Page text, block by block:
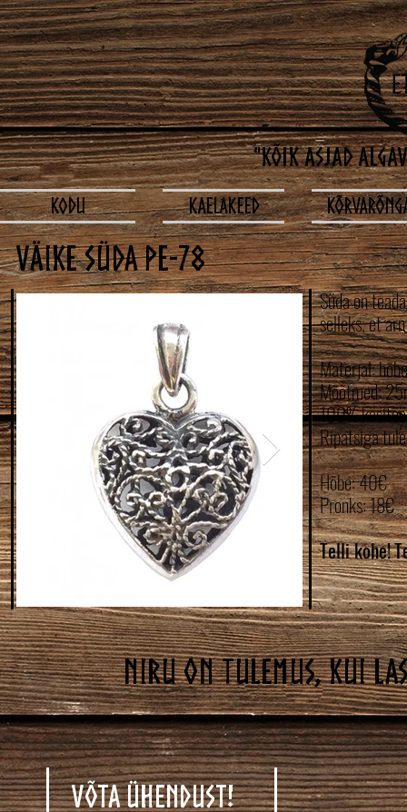
"Kõik asjad
KODU Kaelakeed
väike süda pe-78
Süda on
selleks, et
Materjal:
Mõõtmed:
100% käsitöö
Ripatsiga
Hõbe: 40€
Pronks: 18€
Telli kohe!
Niru on tulemus, kui
Võta ühendust!